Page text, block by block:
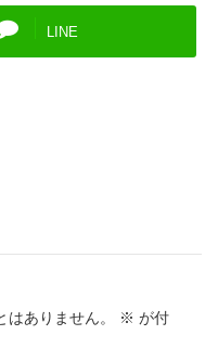
LINE
ありません。 ※ が付